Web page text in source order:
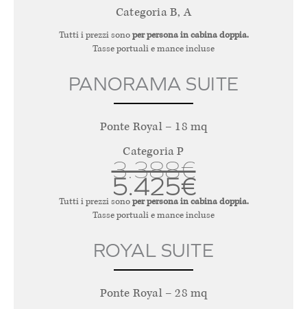
Categoria B, A
Tutti i prezzi sonoper persona in cabina doppia.
Tasse portuali e mance incluse
PANORAMA SUITE
Ponte Royal – 18 mq
Categoria P
3.388€
5.425€
Tutti i prezzi sonoper persona in cabina doppia.
Tasse portuali e mance incluse
ROYAL SUITE
Ponte Royal – 28 mq